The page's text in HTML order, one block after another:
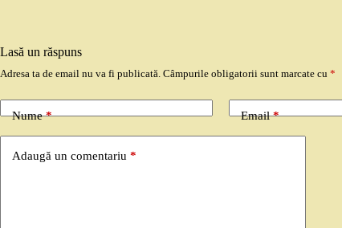
Lasă un răspuns
Adresa ta de email nu va fi publicată. Câmpurile obligatorii sunt marcate cu *
Nume* Email*
Adaugă un comentariu *